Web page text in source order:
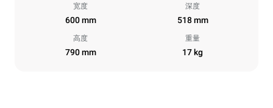
宽度
600 mm
深度
518 mm
高度
790 mm
重量
17 kg